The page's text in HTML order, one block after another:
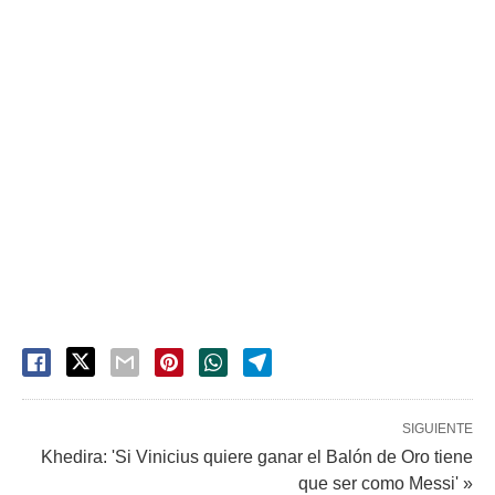
SIGUIENTE
Khedira: 'Si Vinicius quiere ganar el Balón de Oro tiene
que ser como Messi' »